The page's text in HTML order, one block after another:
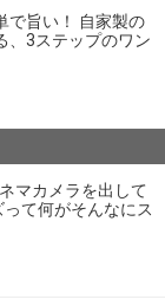
で旨い！ 自家製の
、3ステップのワン
マカメラを出して
って何がそんなにス